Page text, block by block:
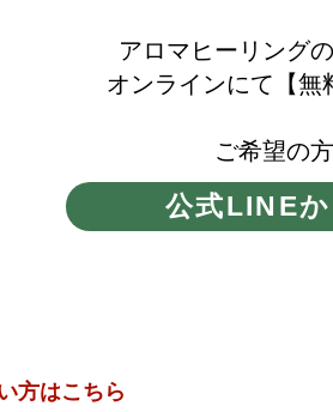
アロマヒーリング
オンラインにて【
ご希望の
公式LINE
方はこちら